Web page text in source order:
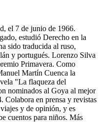
el 7 de junio de 1966.
estudió Derecho en la
sido traducida al ruso,
y portugués. Lorenzo Silva
Primavera. Como
Martín Cuenca la
"La flaqueza del
nominados al Goya al mejor
Colabora en prensa y revistas
y de opinión, y es
cuentos para niños. Más